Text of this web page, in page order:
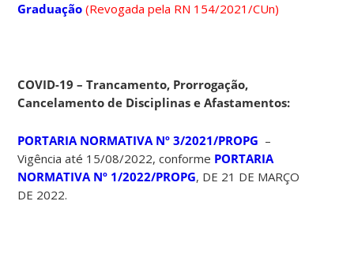
Graduação (Revogada pela RN 154/2021/CUn)
COVID-19 – Trancamento, Prorrogação,
Cancelamento de Disciplinas e Afastamentos:
PORTARIA NORMATIVA Nº 3/2021/PROPG –
Vigência até 15/08/2022, conforme PORTARIA
NORMATIVA Nº 1/2022/PROPG, DE 21 DE MARÇO
DE 2022.